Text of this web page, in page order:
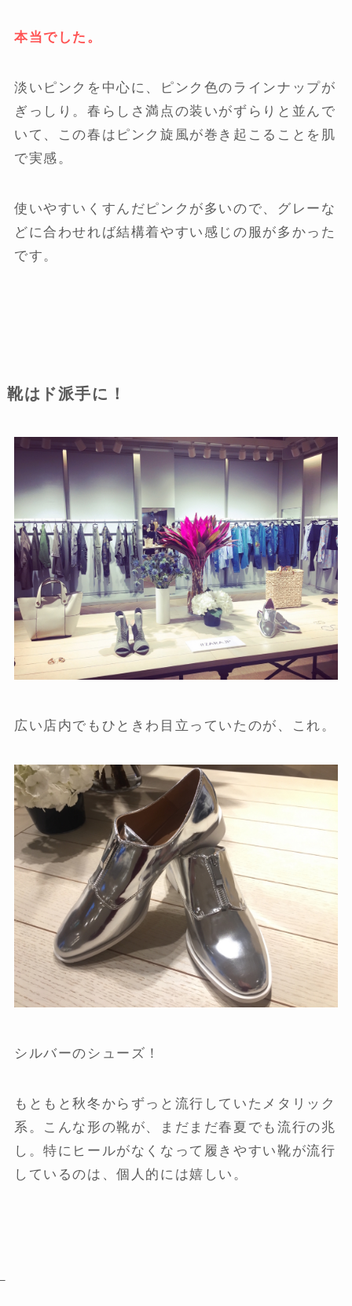
本当でした。
淡いピンクを中心に、ピンク色のラインナップが
ぎっしり。春らしさ満点の装いがずらりと並んで
いて、この春はピンク旋風が巻き起こることを肌
で実感。
使いやすいくすんだピンクが多いので、グレーな
どに合わせれば結構着やすい感じの服が多かった
です。
靴はド派手に！
広い店内でもひときわ目立っていたのが、これ。
シルバーのシューズ！
もともと秋冬からずっと流行していたメタリック
系。こんな形の靴が、まだまだ春夏でも流行の兆
し。特にヒールがなくなって履きやすい靴が流行
しているのは、個人的には嬉しい。